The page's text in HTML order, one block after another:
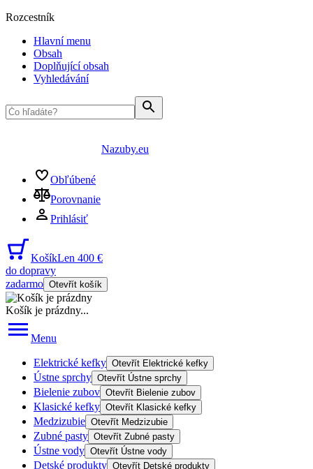
Rozcestník
Hlavní menu
Obsah
Doplňující obsah
Vyhledávání
Nazuby.eu
Obľúbené
Porovnanie
Prihlásiť
KošíkLen 400 €
do dopravy
zadarmo Otevřít košík
Košík je prázdny...
Menu
Elektrické kefky Otevřít Elektrické kefky
Ústne sprchy Otevřít Ústne sprchy
Bielenie zubov Otevřít Bielenie zubov
Klasické kefky Otevřít Klasické kefky
Medzizubie Otevřít Medzizubie
Zubné pasty Otevřít Zubné pasty
Ústne vody Otevřít Ústne vody
Detské produkty Otevřít Detské produkty